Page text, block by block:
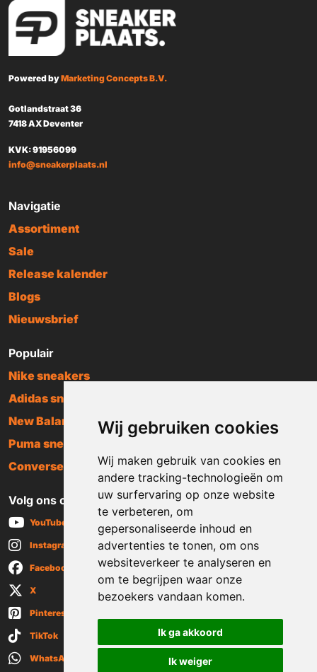
Wij gebruiken cookies
Wij maken gebruik van cookies en
andere tracking-technologieën om
uw surfervaring op onze website
te verbeteren, om
gepersonaliseerde inhoud en
advertenties te tonen, om ons
websiteverkeer te analyseren en
om te begrijpen waar onze
bezoekers vandaan komen.
Ik ga akkoord
Ik weiger
Powered byMarketing Concepts B.V.
Gotlandstraat 36
7418 AX Deventer
KVK: 91956099
info@sneakerplaats.nl
Navigatie
Assortiment
Sale
Release kalender
Blogs
Nieuwsbrief
Populair
Nike sneakers
Adidas sneakers
New Balance sneakers
Puma sneakers
Converse sneakers
Volg ons op social media
YouTube
Instagram
Facebook
X
Pinterest
TikTok
WhatsApp